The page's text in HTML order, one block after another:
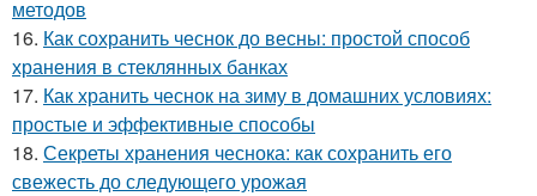
методов
16. Как сохранить чеснок до весны: простой способ
хранения в стеклянных банках
17. Как хранить чеснок на зиму в домашних условиях:
простые и эффективные способы
18. Секреты хранения чеснока: как сохранить его
свежесть до следующего урожая